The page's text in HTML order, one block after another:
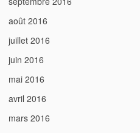
août 2016
juillet 2016
juin 2016
mai 2016
avril 2016
mars 2016